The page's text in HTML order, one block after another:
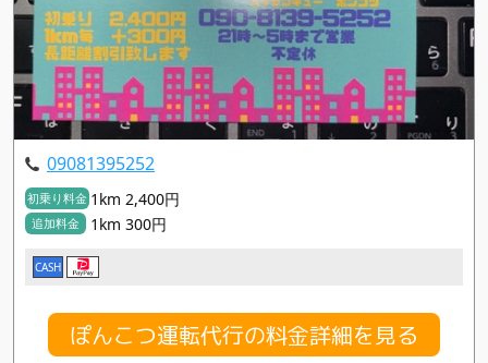
09081395252
初乗り料金 1km 2,400円
追加料金 1km 300円
CASH
ぽんこつ運転代行の料金詳細を見る